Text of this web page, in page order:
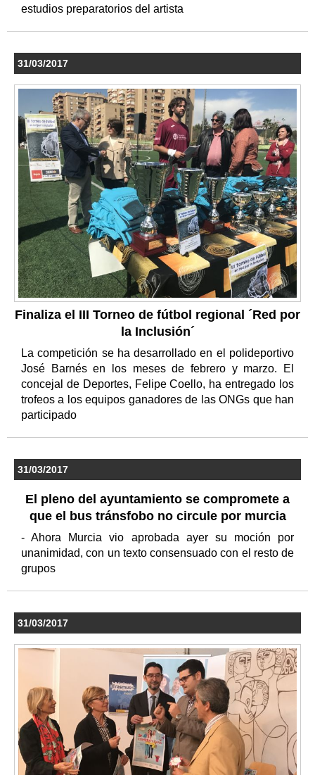
estudios preparatorios del artista
31/03/2017
Finaliza el III Torneo de fútbol regional ´Red por
la Inclusión´
La competición se ha desarrollado en el polideportivo
José Barnés en los meses de febrero y marzo. El
concejal de Deportes, Felipe Coello, ha entregado los
trofeos a los equipos ganadores de las ONGs que han
participado
31/03/2017
El pleno del ayuntamiento se compromete a
que el bus tránsfobo no circule por murcia
- Ahora Murcia vio aprobada ayer su moción por
unanimidad, con un texto consensuado con el resto de
grupos
31/03/2017